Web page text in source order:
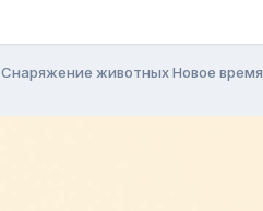
Снаряжение животных Новое время